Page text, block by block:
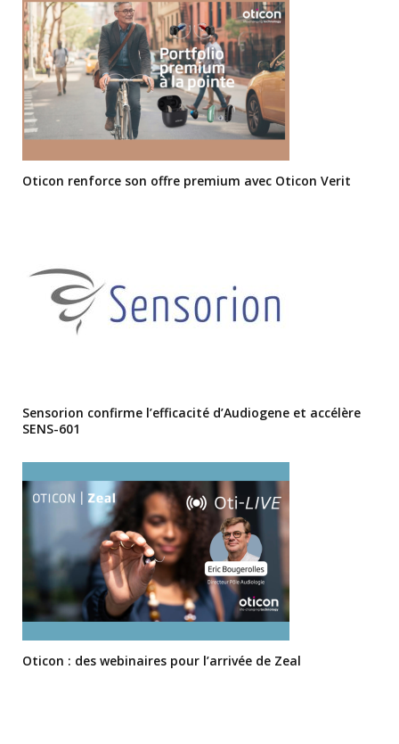
Oticon renforce son offre premium avec Oticon Verit
Sensorion confirme l’efficacité d’Audiogene et accélère
SENS-601
Oticon : des webinaires pour l’arrivée de Zeal